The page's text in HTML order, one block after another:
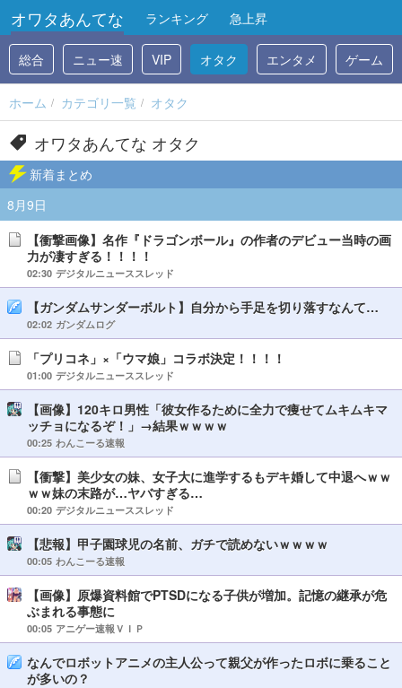
オワタあんてな ランキング 急上昇
総合 ニュー速 VIP オタク エンタメ ゲーム
ホーム カテゴリ一覧 オタク
オワタあんてな オタク
新着まとめ
8月9日
【衝撃画像】名作『ドラゴンボール』の作者のデビュー当時の画
力が凄すぎる！！！！
02:30 デジタルニューススレッド
【ガンダムサンダーボルト】自分から手足を切り落すなんて…
02:02 ガンダムログ
「プリコネ」×「ウマ娘」コラボ決定！！！！
01:00 デジタルニューススレッド
【画像】120キロ男性「彼女作るために全力で痩せてムキムキマ
ッチョになるぞ！」→結果ｗｗｗｗ
00:25 わんこーる速報
【衝撃】美少女の妹、女子大に進学するもデキ婚して中退へｗｗ
ｗｗ妹の末路が…ヤバすぎる…
00:20 デジタルニューススレッド
【悲報】甲子園球児の名前、ガチで読めないｗｗｗｗ
00:05 わんこーる速報
【画像】原爆資料館でPTSDになる子供が増加。記憶の継承が危
ぶまれる事態に
00:05 アニゲー速報ＶＩＰ
なんでロボットアニメの主人公って親父が作ったロボに乗ること
が多いの？